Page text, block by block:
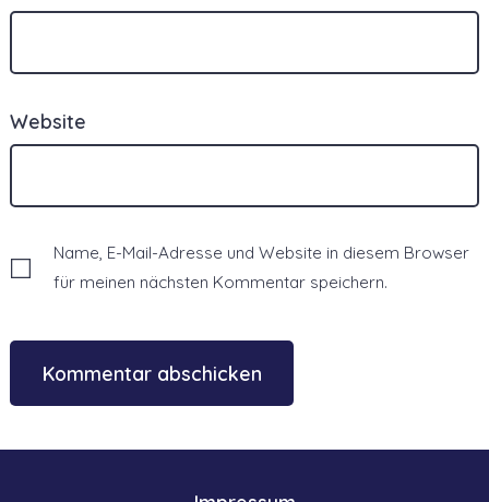
Website
Name, E-Mail-Adresse und Website in diesem Browser
für meinen nächsten Kommentar speichern.